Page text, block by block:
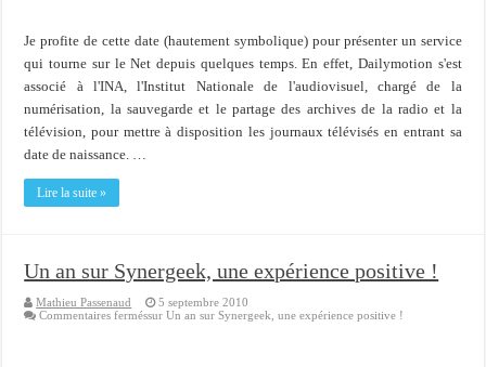
Je profite de cette date (hautement symbolique) pour présenter un service
qui tourne sur le Net depuis quelques temps. En effet, Dailymotion s'est
associé à l'INA, l'Institut Nationale de l'audiovisuel, chargé de la
numérisation, la sauvegarde et le partage des archives de la radio et la
télévision, pour mettre à disposition les journaux télévisés en entrant sa
date de naissance. …
Lire la suite »
Un an sur Synergeek, une expérience positive !
Mathieu Passenaud
5 septembre 2010
Commentaires ferméssur Un an sur Synergeek, une expérience positive !